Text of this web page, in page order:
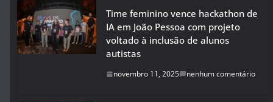
Time feminino vence hackathon de
IA em João Pessoa com projeto
voltado à inclusão de alunos
autistas
novembro 11, 2025 nenhum comentário